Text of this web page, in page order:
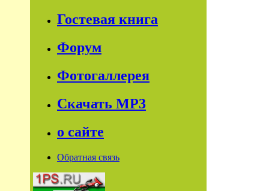
Гостевая книга
Форум
Фотогаллерея
Скачать МР3
о сайте
Обратная связь